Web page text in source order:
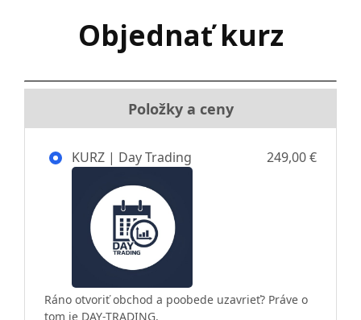
Objednať kurz
Položky a ceny
KURZ | Day Trading 249,00 €
Ráno otvoriť obchod a poobede uzavrieť? Práve o
tom je DAY-TRADING.